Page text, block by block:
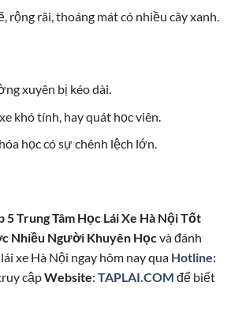
rộng rãi, thoáng mát có nhiều cây xanh.
xuyên bị kéo dài.
khó tính, hay quát học viên.
học có sự chênh lệch lớn.
5 Trung Tâm Học Lái Xe Hà Nội Tốt
Nhiều Người Khuyên Họcvà đánh
xe Hà Nội ngay hôm nay qua Hotline:
cậpWebsite: TAPLAI.COM để biết